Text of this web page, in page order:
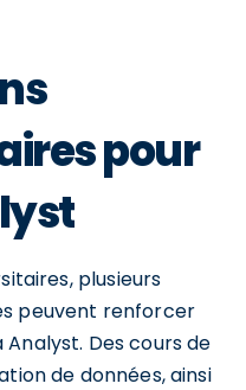
pour
plusieurs
peuvent renforcer
Des cours de
de données, ainsi